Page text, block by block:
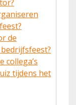
de
collega’s
tijdens het